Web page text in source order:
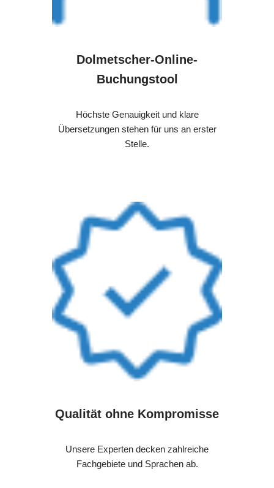
Dolmetscher-Online-
Buchungstool
Höchste Genauigkeit und klare
Übersetzungen stehen für uns an erster
Stelle.
Qualität ohne Kompromisse
Unsere Experten decken zahlreiche
Fachgebiete und Sprachen ab.